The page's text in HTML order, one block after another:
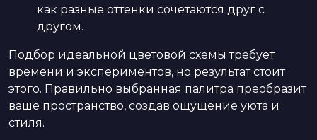
как разные оттенки сочетаются друг с
другом.
Подбор идеальной цветовой схемы требует
времени и экспериментов, но результат стоит
этого. Правильно выбранная палитра преобразит
ваше пространство, создав ощущение уюта и
стиля.